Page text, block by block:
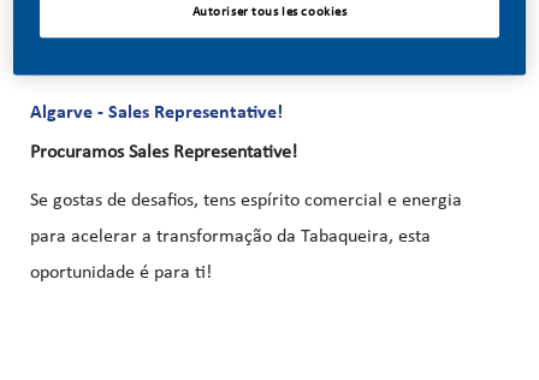
Algarve - Sales Representative!
Procuramos Sales Representative!
Se gostas de desafios, tens espírito comercial e energia
para acelerar a transformação da Tabaqueira, esta
oportunidade é para ti!
Autoriser tous les cookies